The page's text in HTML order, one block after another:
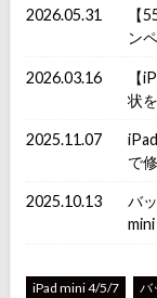
2026.05.31
【
ン
2026.03.16
【
状
2025.11.07
で
2025.10.13
バ
iPad mini 4/5/7 バ